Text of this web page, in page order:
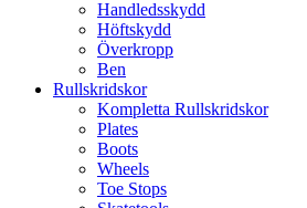
Handledsskydd
Höftskydd
Överkropp
Ben
Rullskridskor
Kompletta Rullskridskor
Plates
Boots
Wheels
Toe Stops